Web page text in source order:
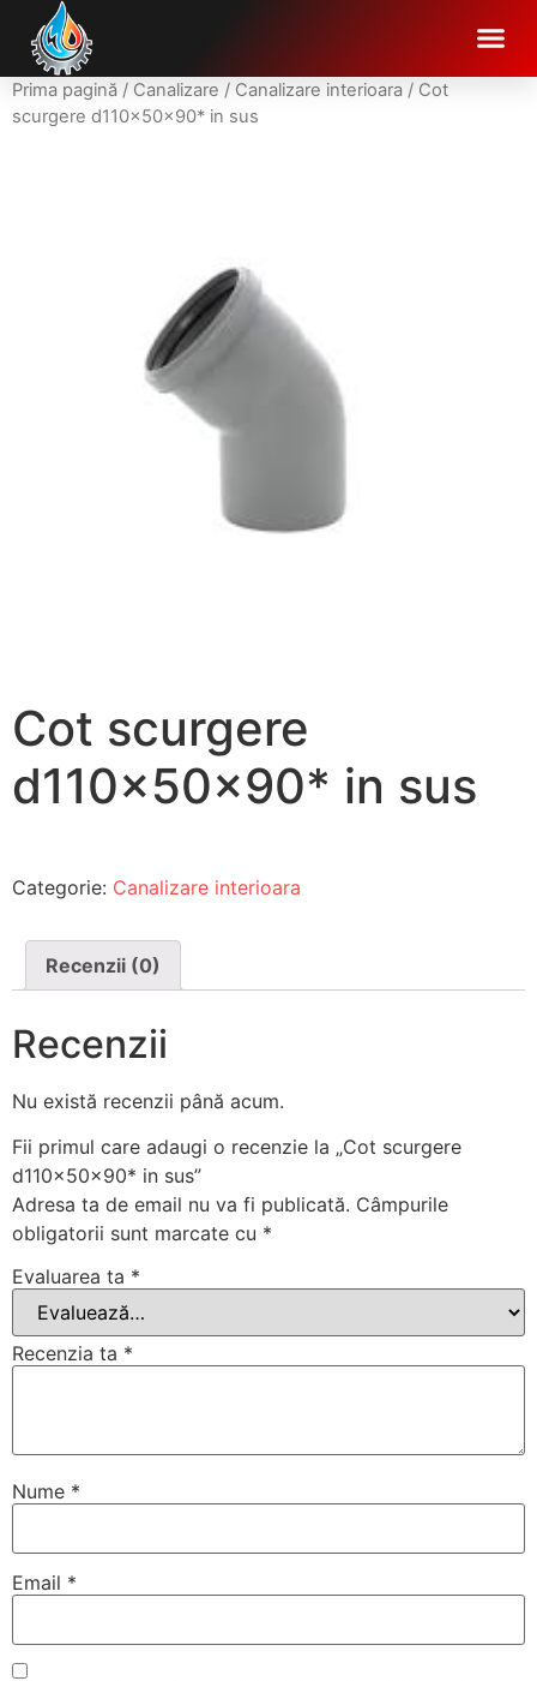
Prima pagină / Canalizare / Canalizare interioara / Cot
scurgere d110x50x90* in sus
Cot scurgere
d110x50x90* in sus
Categorie: Canalizare interioara
Recenzii (0)
Recenzii
Nu există recenzii până acum.
Fii primul care adaugi o recenzie la „Cot scurgere
d110x50x90* in sus”
Adresa ta de email nu va fi publicată. Câmpurile
obligatorii sunt marcate cu *
Evaluarea ta *
Recenzia ta *
Nume *
Email *